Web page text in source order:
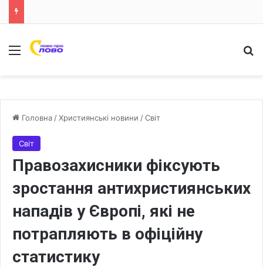
Меню
Головна /Християнські новини /Світ
Світ
Правозахисники фіксують
зростання антихристиянських
нападів у Європі, які не
потрапляють в офіційну
статистику